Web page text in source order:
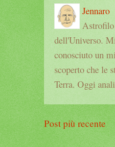
Jennaro
Astrofilo
dell'Universo.
conosciuto un
scoperto che le
Terra. Oggi
Post più recente